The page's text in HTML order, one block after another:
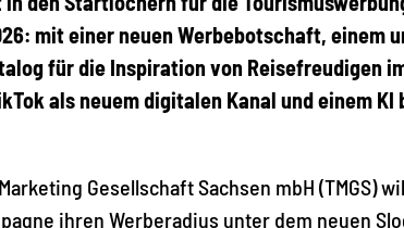
mit einer neuen Werbebotschaft, einem
für die Inspiration von Reisefreudigen
als neuem digitalen Kanal und einem KI
Gesellschaft Sachsen mbH (TMGS)
ihren Werberadius unter dem neuen